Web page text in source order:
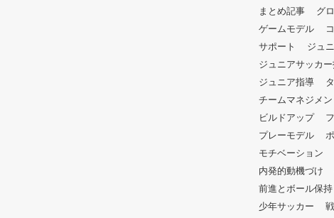
まとめ記事
グ
ゲームモデル
サポート
ジュ
ジュニアサッカ
ジュニア指導
チームマネジメン
ビルドアップ
プレーモデル
モチベーション
内発的動機づけ
前進とボール保持
少年サッカー